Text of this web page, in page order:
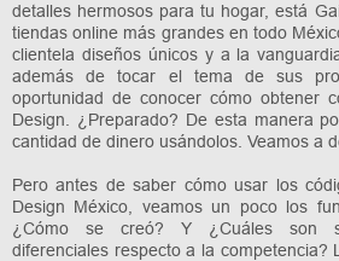
detalles hermosos para tu hogar, está
tiendas online más grandes en todo
clientela diseños únicos y a la
además de tocar el tema de sus
oportunidad de conocer cómo obtener
Design. ¿Preparado? De esta manera
cantidad de dinero usándolos. Veamos a
Pero antes de saber cómo usar los
Design México, veamos un poco los
¿Cómo se creó? Y ¿Cuáles son
diferenciales respecto a la competencia?